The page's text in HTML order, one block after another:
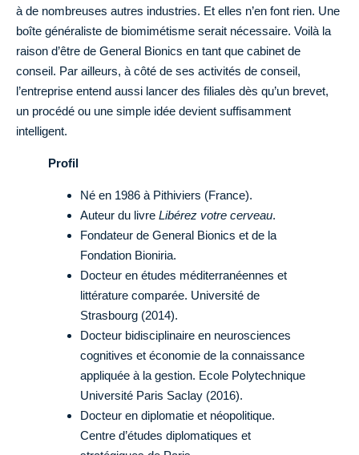
à de nombreuses autres industries. Et elles n’en font rien. Une
boîte généraliste de biomimétisme serait nécessaire. Voilà la
raison d’être de General Bionics en tant que cabinet de
conseil. Par ailleurs, à côté de ses activités de conseil,
l’entreprise entend aussi lancer des filiales dès qu’un brevet,
un procédé ou une simple idée devient suffisamment
intelligent.
Profil
Né en 1986 à Pithiviers (France).
Auteur du livre Libérez votre cerveau.
Fondateur de General Bionics et de la
Fondation Bioniria.
Docteur en études méditerranéennes et
littérature comparée. Université de
Strasbourg (2014).
Docteur bidisciplinaire en neurosciences
cognitives et économie de la connaissance
appliquée à la gestion. Ecole Polytechnique
Université Paris Saclay (2016).
Docteur en diplomatie et néopolitique.
Centre d’études diplomatiques et